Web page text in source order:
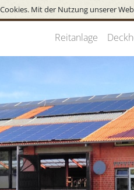
Mit der Nutzung unserer
Reitanlage